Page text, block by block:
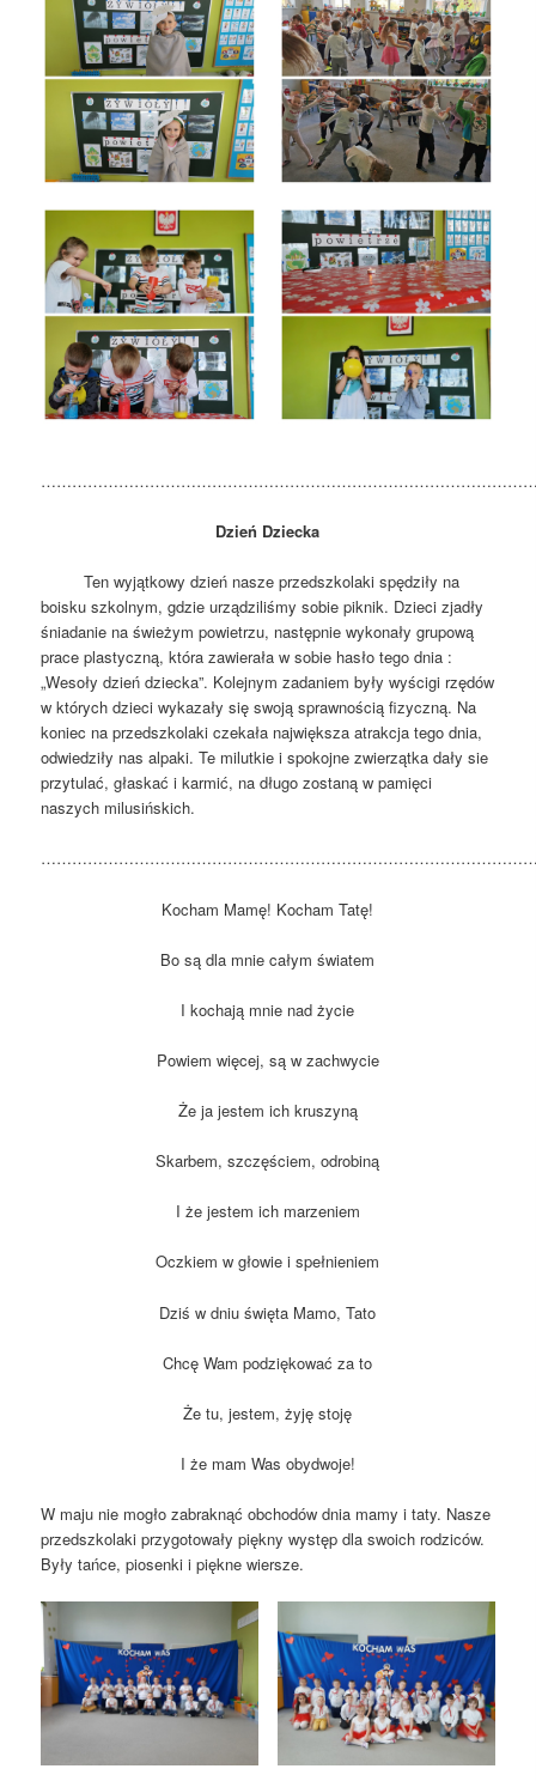
Dzień Dziecka
Ten wyjątkowy dzień nasze przedszkolaki spędziły na
boisku szkolnym, gdzie urządziliśmy sobie piknik. Dzieci zjadły
śniadanie na świeżym powietrzu, następnie wykonały grupową
prace plastyczną, która zawierała w sobie hasło tego dnia :
„Wesoły dzień dziecka”. Kolejnym zadaniem były wyścigi rzędów
w których dzieci wykazały się swoją sprawnością fizyczną. Na
koniec na przedszkolaki czekała największa atrakcja tego dnia,
odwiedziły nas alpaki. Te milutkie i spokojne zwierzątka dały sie
przytulać, głaskać i karmić, na długo zostaną w pamięci
naszych milusińskich.
Kocham Mamę! Kocham Tatę!
Bo są dla mnie całym światem
I kochają mnie nad życie
Powiem więcej, są w zachwycie
Że ja jestem ich kruszyną
Skarbem, szczęściem, odrobiną
I że jestem ich marzeniem
Oczkiem w głowie i spełnieniem
Dziś w dniu święta Mamo, Tato
Chcę Wam podziękować za to
Że tu, jestem, żyję stoję
I że mam Was obydwoje!
W maju nie mogło zabraknąć obchodów dnia mamy i taty. Nasze
przedszkolaki przygotowały piękny występ dla swoich rodziców.
Były tańce, piosenki i piękne wiersze.